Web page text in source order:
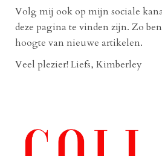
Volg mij ook op mijn sociale
deze pagina te vinden zijn. Zo
hoogte van nieuwe artikelen.
Veel plezier! Liefs, Kimberley